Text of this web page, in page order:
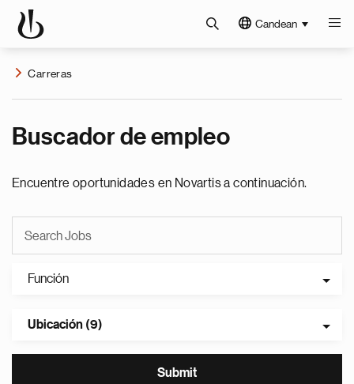
Candean
Carreras
Buscador de empleo
Encuentre oportunidades en Novartis a continuación.
Función
Ubicación (9)